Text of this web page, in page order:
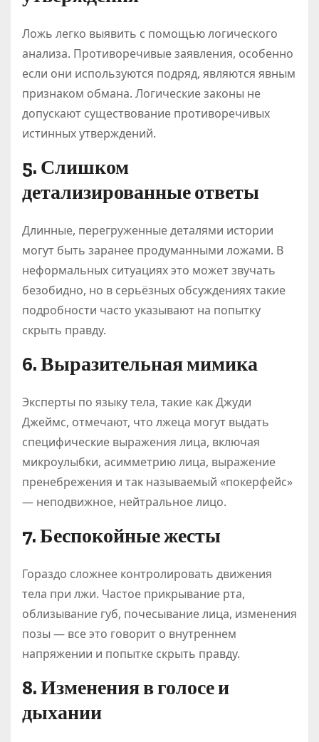
Ложь легко выявить с помощью логического
анализа. Противоречивые заявления, особенно
если они используются подряд, являются явным
признаком обмана. Логические законы не
допускают существование противоречивых
истинных утверждений.
5. Слишком
детализированные ответы
Длинные, перегруженные деталями истории
могут быть заранее продуманными ложами. В
неформальных ситуациях это может звучать
безобидно, но в серьёзных обсуждениях такие
подробности часто указывают на попытку
скрыть правду.
6. Выразительная мимика
Эксперты по языку тела, такие как Джуди
Джеймс, отмечают, что лжеца могут выдать
специфические выражения лица, включая
микроулыбки, асимметрию лица, выражение
пренебрежения и так называемый «покерфейс»
— неподвижное, нейтральное лицо.
7. Беспокойные жесты
Гораздо сложнее контролировать движения
тела при лжи. Частое прикрывание рта,
облизывание губ, почесывание лица, изменения
позы — все это говорит о внутреннем
напряжении и попытке скрыть правду.
8. Изменения в голосе и
дыхании